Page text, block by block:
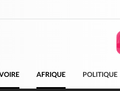
AFRIQUE POLITIQUE